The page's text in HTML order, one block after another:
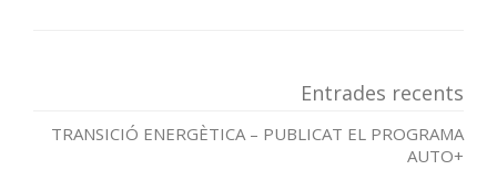
Entrades recents
TRANSICIÓ ENERGÈTICA – PUBLICAT EL PROGRAMA
AUTO+